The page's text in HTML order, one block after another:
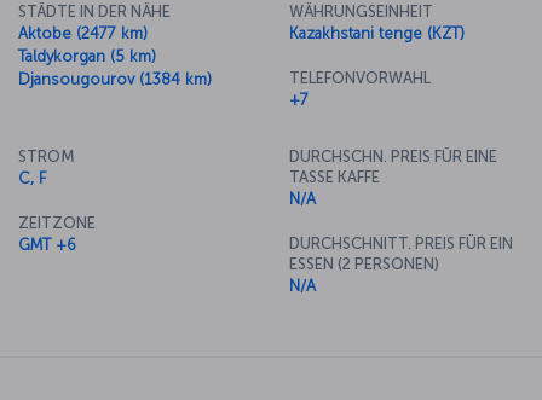
STÄDTE IN DER NÄHE
Aktobe (2477 km)
Taldykorgan (5 km)
Djansougourov (1384 km)
WÄHRUNGSEINHEIT
Kazakhstani tenge (KZT)
TELEFONVORWAHL
+7
STROM
C, F
ZEITZONE
GMT +6
DURCHSCHN. PREIS FÜR EINE
TASSE KAFFE
N/A
DURCHSCHNITT. PREIS FÜR EIN
ESSEN (2 PERSONEN)
N/A